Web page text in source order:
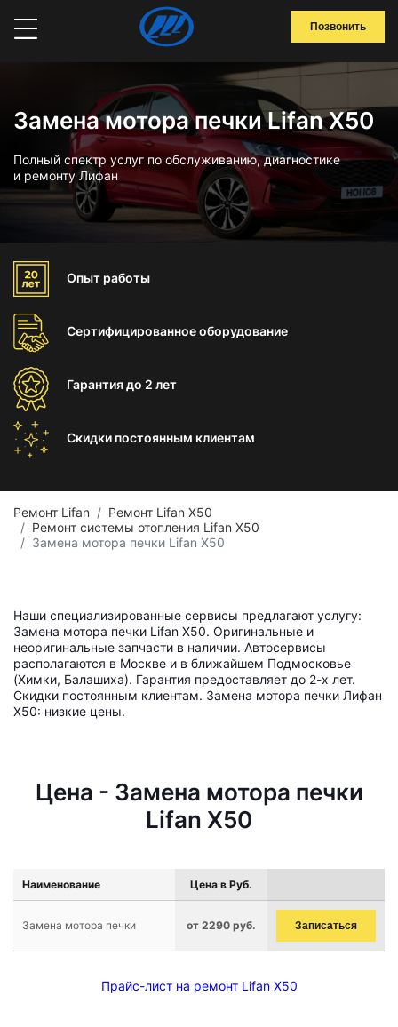
Позвонить
Замена мотора печки Lifan X50
Полный спектр услуг по обслуживанию, диагностике
и ремонту Лифан
Опыт работы
Сертифицированноеоборудование
Гарантиядо 2 лет
Скидки постоянным клиентам
Ремонт Lifan
Ремонт Lifan X50
Ремонт системы отопления Lifan X50
Замена мотора печки Lifan X50
Наши специализированные сервисы предлагают услугу:
Замена мотора печки Lifan X50. Оригинальные и
неоригинальные запчасти в наличии. Автосервисы
располагаются в Москве и в ближайшем Подмосковье
(Химки, Балашиха). Гарантия предоставляет до 2-х лет.
Скидки постоянным клиентам. Замена мотора печки Лифан
X50: низкие цены.
Цена - Замена мотора печки
Lifan X50
Наименование Цена в Руб.
Замена мотора печки от 2290 руб. Записаться
Прайс-лист на ремонт Lifan X50